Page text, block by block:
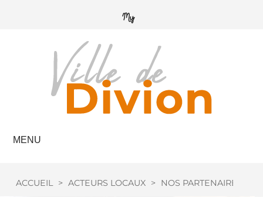
MENU
ACCUEIL > ACTEURS LOCAUX > NOS PARTENAIRES